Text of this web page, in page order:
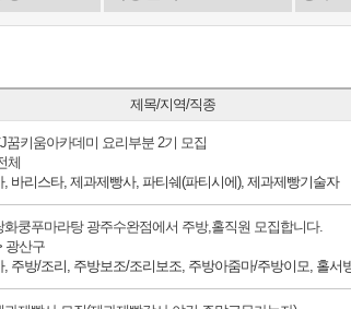
제목/지역/직종
꿈키움아카데미 요리부분 2기 모집
체
, 바리스타, 제과제빵사, 파티쉐(파티시에), 제과제빵기술자
화쿵푸마라탕 광주수완점에서 주방,홀직원 모집합니다.
광산구
, 주방/조리, 주방보조/조리보조, 주방아줌마/주방이모, 홀서